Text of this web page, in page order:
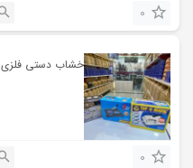
0
خشاب دستی فلزی
0